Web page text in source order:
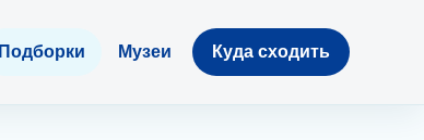
Подборки Музеи Куда сходить